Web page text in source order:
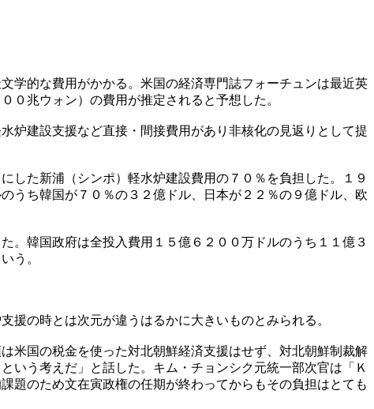
学的な費用がかかる。米国の経済専門誌フォーチュンは最近英
０兆ウォン）の費用が推定されると予想した。
炉建設支援など直接・間接費用があり非核化の見返りとして提
した新浦（シンポ）軽水炉建設費用の７０％を負担した。１９
うち韓国が７０％の３２億ドル、日本が２２％の９億ドル、欧
。韓国政府は全投入費用１５億６２００万ドルのうち１１億３
う。
援の時とは次元が違うはるかに大きいものとみられる。
米国の税金を使った対北朝鮮経済支援はせず、対北朝鮮制裁解
いう考えだ」と話した。キム・チョンシク元統一部次官は「Ｋ
題のため文在寅政権の任期が終わってからもその負担はとても